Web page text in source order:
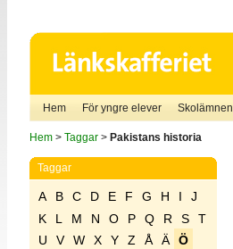
Hem För yngre elever Skolämnen
Hem> Taggar> Pakistans historia
Taggar
A B C D E F G H I
J
K
L M N O P Q R S
T
U
V W X Y Z Å Ä
Ö